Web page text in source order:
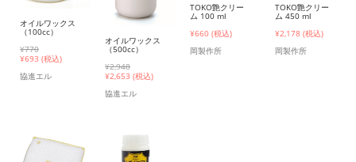
オイルワックス
（100cc）
¥770
¥693 (税込)
協進エル
オイルワックス
（500cc）
¥2,948
¥2,653 (税込)
協進エル
TOKO艶クリー
ム 100 ml
¥660 (税込)
岡製作所
TOKO艶クリー
ム 450 ml
¥2,178 (税込)
岡製作所